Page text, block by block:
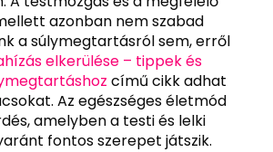
azonban nem szabad
a súlymegtartásról sem, erről
elkerülése – tippek és
című cikk adhat
Az egészséges életmód
amelyben a testi és lelki
fontos szerepet játszik.